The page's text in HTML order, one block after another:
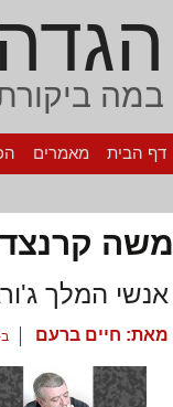
במה
דף הבית מאמרים
משה
אנשי המלך
מאת: חיים ברעם ב-12